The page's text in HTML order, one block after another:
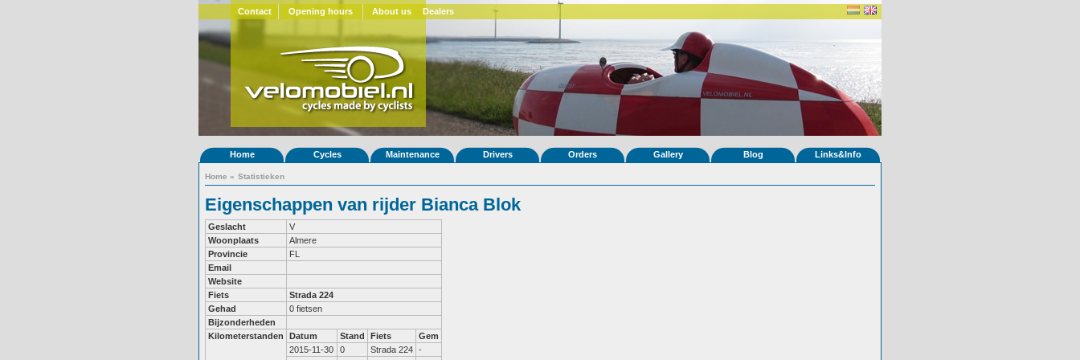
Contact Opening hours About us Dealers
Home Cycles Maintenance Drivers Orders Gallery Blog Links&Info
Home » Statistieken
Eigenschappen van rijder Bianca Blok
Geslacht
V
Woonplaats
Almere
Provincie
FL
Email
Website
Fiets
Strada 224
Gehad
0 fietsen
Bijzonderheden
Kilometerstanden
Datum Stand Fiets
Gem
2015-11-30
0 Strada 224 -